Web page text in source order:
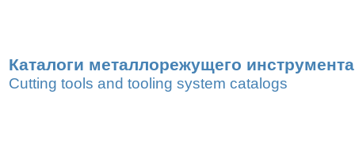
Каталоги металлорежущего
Cutting tools and tooling system catalogs